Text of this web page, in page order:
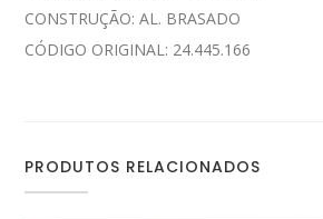
CONSTRUÇÃO: AL. BRASADO
CÓDIGO ORIGINAL: 24.445.166
PRODUTOS RELACIONADOS